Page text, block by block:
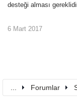
desteği alması
6 Mart 2017
Forumlar